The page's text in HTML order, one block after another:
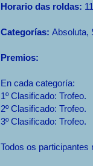
Horario das roldas:
Categorías: Absoluta,
Premios:
En cada categoría:
1º Clasificado: Trofeo.
2º Clasificado: Trofeo.
3º Clasificado: Trofeo.
Todos os participantes